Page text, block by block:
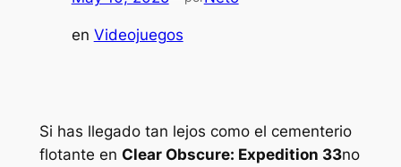
en Videojuegos
Si has llegado tan lejos como el cementerio
flotante en Clear Obscure: Expedition 33no